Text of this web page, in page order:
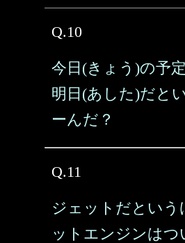
Q.10
今日(きょう)の予
明日(あした)だと
ーんだ？
Q.11
ジェットだという
ットエンジンはつ